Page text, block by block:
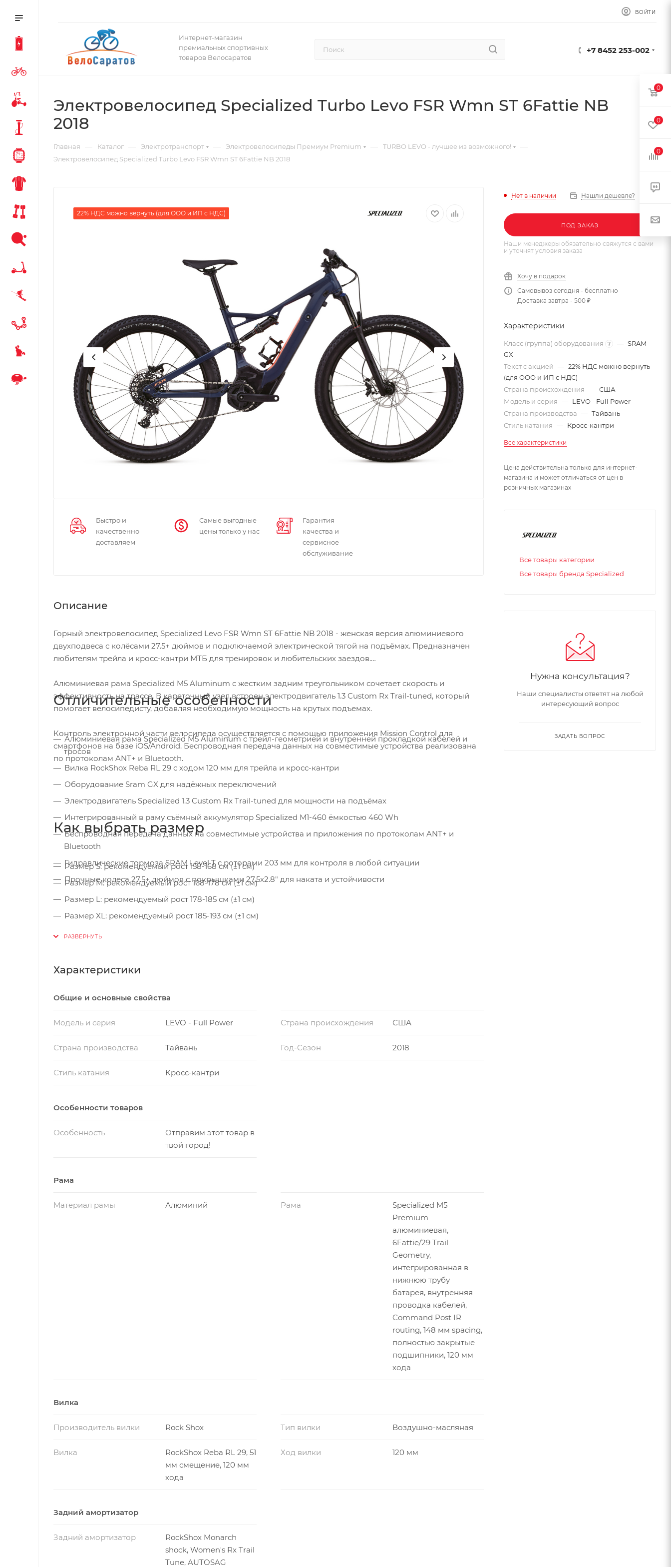
ВОЙТИ
Интернет-магазин
премиальных спортивных
товаров Велосаратов
+7 8452 253-002
Электровелосипед Specialized Turbo Levo FSR Wmn ST 6Fattie NB
2018
Главная — Каталог — Электротранспорт — Электровелосипеды Премиум Premium — TURBO LEVO - лучшее из возможного! —
Электровелосипед Specialized Turbo Levo FSR Wmn ST 6Fattie NB 2018
22% НДС можно вернуть (для ООО и ИП с НДС)
Быстро и
качественно
доставляем
Самые выгодные
цены только у нас
Гарантия
качества и
сервисное
обслуживание
Описание
Горный электровелосипед Specialized Levo FSR Wmn ST 6Fattie NB 2018 - женская версия алюминиевого
двухподвеса с колёсами 27.5+ дюймов и подключаемой электрической тягой на подъёмах. Предназначен
любителям трейла и кросс-кантри МТБ для тренировок и любительских заездов.
Алюминиевая рама Specialized M5 Aluminum с жестким задним треугольником сочетает скорость и
эффективность на трассе. В кареточный узел встроен электродвигатель 1.3 Custom Rx Trail-tuned, который
помогает велосипедисту, добавляя необходимую мощность на крутых подъемах.
Контроль электронной части велосипеда осуществляется с помощью приложения Mission Control для
смартфонов на базе iOS/Android. Беспроводная передача данных на совместимые устройства реализована
по протоколам ANT+ и Bluetooth.
Отличительные особенности
Алюминиевая рама Specialized M5 Aluminum с трейл-геометрией и внутренней прокладкой кабелей и
тросов
Вилка RockShox Reba RL 29 с ходом 120 мм для трейла и кросс-кантри
Оборудование Sram GX для надёжных переключений
Электродвигатель Specialized 1.3 Custom Rx Trail-tuned для мощности на подъёмах
Интегрированный в раму съёмный аккумулятор Specialized M1-460 ёмкостью 460 Wh
Беспроводная передача данных на совместимые устройства и приложения по протоколам ANT+ и
Bluetooth
Гидравлические тормоза SRAM Level T с роторами 203 мм для контроля в любой ситуации
Прочные колеса 27.5+ дюймов с покрышками 27.5х2.8" для наката и устойчивости
Как выбрать размер
Размер S: рекомендуемый рост 158-168 см (±1 см)
Размер M: рекомендуемый рост 168-178 см (±1 см)
Размер L: рекомендуемый рост 178-185 см (±1 см)
Размер XL: рекомендуемый рост 185-193 см (±1 см)
Характеристики
Общие и основные свойства
Модель и серия LEVO - Full Power Страна происхождения США
Страна производства Тайвань Год-Сезон 2018
Стиль катания Кросс-кантри
Особенности товаров
Особенность
Отправим этот товар в
твой город!
Рама
Материал рамы Алюминий Рама
Specialized M5
Premium
алюминиевая,
6Fattie/29 Trail
Geometry,
интегрированная в
нижнюю трубу
батарея, внутренняя
проводка кабелей,
Command Post IR
routing, 148 мм spacing,
полностью закрытые
подшипники, 120 мм
хода
Вилка
Производитель вилки Rock Shox Тип вилки Воздушно-масляная
Вилка
RockShox Reba RL 29, 51
мм смещение, 120 мм
хода
Ход вилки 120 мм
Задний амортизатор
Задний амортизатор
RockShox Monarch
shock, Women's Rx Trail
Tune, AUTOSAG
Нет в наличии Нашли дешевле?
ПОД ЗАКАЗ
Наши менеджеры обязательно свяжутся с вами
и уточнят условия заказа
Хочу в подарок
Самовывоз сегодня - бесплатно
Доставка завтра - 500 ₽
Характеристики
Класс (группа) оборудования ? — SRAM
GX
Текст с акцией — 22% НДС можно вернуть
(для ООО и ИП с НДС)
Страна происхождения — США
Модель и серия — LEVO - Full Power
Страна производства — Тайвань
Стиль катания — Кросс-кантри
Все характеристики
Цена действительна только для интернет-
магазина и может отличаться от цен в
розничных магазинах
Все товары категории
Все товары бренда Specialized
Нужна консультация?
Наши специалисты ответят на любой
интересующий вопрос
ЗАДАТЬ ВОПРОС
0
0
0